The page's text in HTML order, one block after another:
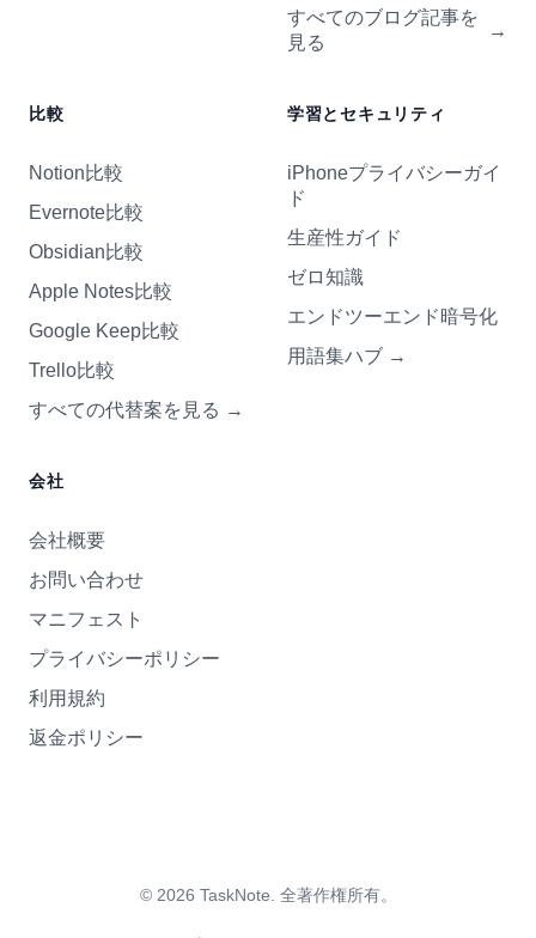
すべてのブログ記事を
見る
→
比較
Notion比較
Evernote比較
Obsidian比較
Apple Notes比較
Google Keep比較
Trello比較
すべての代替案を見る →
学習とセキュリティ
iPhoneプライバシーガイ
ド
生産性ガイド
ゼロ知識
エンドツーエンド暗号化
用語集ハブ →
会社
会社概要
お問い合わせ
マニフェスト
プライバシーポリシー
利用規約
返金ポリシー
© 2026 TaskNote. 全著作権所有。